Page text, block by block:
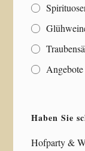
Angebote
Haben Sie
Hofparty &